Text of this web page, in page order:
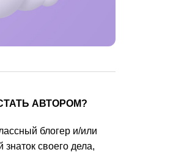
АВТОРОМ?
блогер и/или
знаток своего дела,